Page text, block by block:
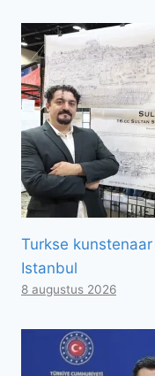
Turkse
Istanbul
8 augustus 2026